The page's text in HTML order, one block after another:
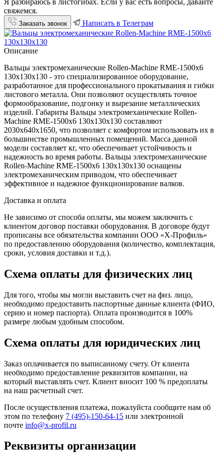
свяжемся.
Заказать звонок Написать в Телеграм
Описание
Вальцы электромеханические Rollen-Machine RME-1500х6
130х130х130 - это специализированное оборудование,
разработанное для профессионального прокатывания и гибки
листового металла. Они позволяют осуществлять точное
формообразование, подгонку и вырезание металлических
изделий. Габариты Вальцы электромеханические Rollen-
Machine RME-1500х6 130х130х130 составляют
2030х640х1650, что позволяет с комфортом использовать их в
большинстве промышленных помещений. Масса данной
модели составляет кг, что обеспечивает устойчивость и
надежность во время работы. Вальцы электромеханические
Rollen-Machine RME-1500х6 130х130х130 оснащены
электромеханическим приводом, что обеспечивает
эффективное и надежное функционирование валков.
Доставка и оплата
Не зависимо от способа оплаты, мы можем заключить с
клиентом договор поставки оборудования. В договоре будут
прописаны все обязательства компании ООО «Х-Профиль»
по предоставлению оборудования (количество, комплектация,
сроки, условия доставки и т.д.).
Схема оплаты для физических лиц
Для того, чтобы мы могли выставить счет на физ. лицо,
необходимо предоставить паспортные данные клиента (ФИО,
серию и номер паспорта). Оплата производится в 100%
размере любым удобным способом.
Схема оплаты для юридических лиц
Заказ оплачивается по выписанному счету. От клиента
необходимо предоставление реквизитов компании, на
который выставлять счет. Клиент вносит 100 % предоплаты
на наш расчетный счет.
После осуществления платежа, пожалуйста сообщите нам об
этом по телефону 7 (495)-150-64-15 или электронной
почте info@x-profil.ru
Реквизиты организации